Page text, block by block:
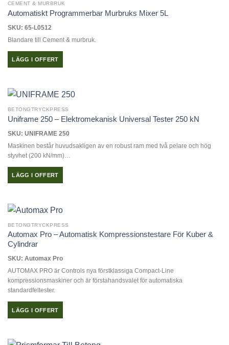
flera
De
olika
alternativen
kan
produktsidan
CEMENT & MURBRUK
Automatiskt Programmerbar Murbruks Mixer 5L
SKU: 65-L0512
Blandare till Cement & murbruk.
LÄGG I OFFERT
BETONGTRYCKPRESS
Uniframe 250 – Elektromekanisk Universal Tester 250 kN
SKU: UNIFRAME 250
Maskinen består huvudsakligen av en robust ram med två pelare och hög
styvhet (200 kN/mm)…
LÄGG I OFFERT
BETONGTRYCKPRESS
Automax Pro – Automatisk Kompressionstestare För Kuber &
Cylindrar
SKU: Automax Pro
AUTOMAX PRO är Controls nya förstklassiga Compact-Line
kompressionsmaskiner och är förstahandsvalet för automatiska
standardfeltester.
LÄGG I OFFERT